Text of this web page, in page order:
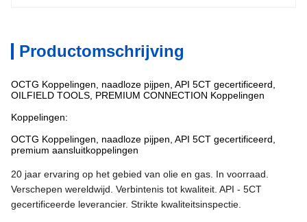
Productomschrijving
OCTG Koppelingen, naadloze pijpen, API 5CT gecertificeerd,
OILFIELD TOOLS, PREMIUM CONNECTION Koppelingen
Koppelingen:
OCTG Koppelingen, naadloze pijpen, API 5CT gecertificeerd,
premium aansluitkoppelingen
20 jaar ervaring op het gebied van olie en gas. In voorraad.
Verschepen wereldwijd. Verbintenis tot kwaliteit. API - 5CT
gecertificeerde leverancier. Strikte kwaliteitsinspectie.